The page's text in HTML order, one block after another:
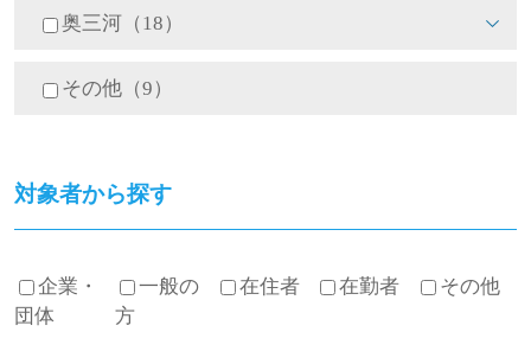
奥三河（18）
その他（9）
対象者から探す
企業・
団体
一般の
方
在住者 在勤者 その他